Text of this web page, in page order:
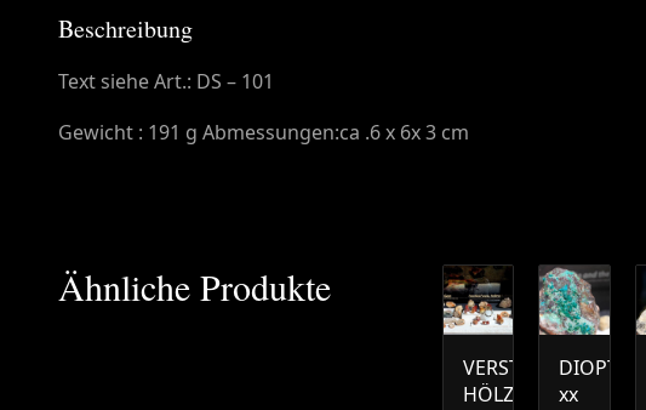
Beschreibung
Text siehe Art.: DS – 101
Gewicht : 191 g Abmessungen:ca .6 x 6x 3 cm
Ähnliche Produkte
VERSTEINERTE
HÖLZER
DIOPTAS
xx